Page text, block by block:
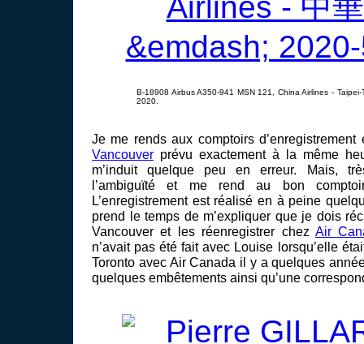
B-18908 Airbus A350-941 MSN 121, China Airlines -
2020.
Je me rends aux comptoirs
Vancouver prévu exactement à la même
m’induit quelque peu en erreur. Mais,
l’ambiguïté et me rend au bon
L’enregistrement est réalisé en à peine
prend le temps de m’expliquer que je dois
Vancouver et les réenregistrer chez Air
n’avait pas été fait avec Louise lorsqu’elle
Toronto avec Air Canada il y a quelques
quelques embêtements ainsi qu’une